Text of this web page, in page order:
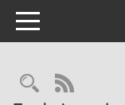
Toggle navigation
RSS-